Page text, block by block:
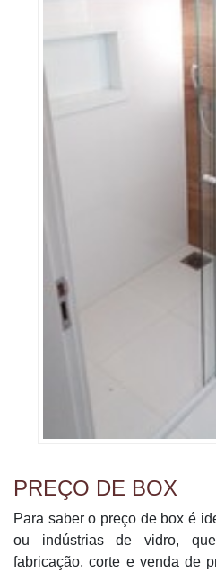
PREÇO DE BOX
Para saber o preço de box é
ou indústrias de vidro,
fabricação, corte e venda de